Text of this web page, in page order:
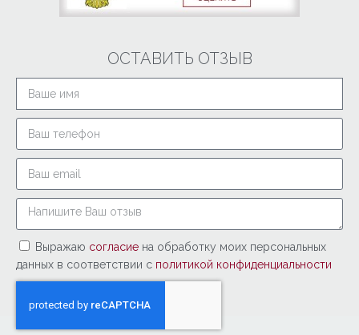
ОСТАВИТЬ ОТЗЫВ
Выражаю согласие на обработку моих персональных
данных в соответствии с политикой конфиденциальности